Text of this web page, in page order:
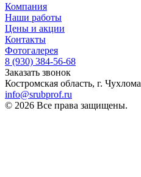
Компания
Наши работы
Цены и акции
Контакты
Фотогалерея
8 (930) 384-56-68
Заказать звонок
Костромская область, г. Чухлома
info@srubprof.ru
© 2026 Все права защищены.